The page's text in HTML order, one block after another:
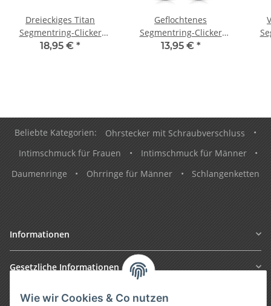
Wie wir Cookies & Co nutzen
Dreieckiges Titan
Segmentring-Clicker
Piercing
18,95 € *
Geflochtenes
Segmentring-Clicker
Piercing
13,95 € *
Beliebte Kategorien: Ohrstecker mit Schraubverschluss
•
Intimschmuck für Frauen
• Intimschmuck für Männer
•
Daumenringe
• Ohrringe für Männer • Schlangenketten
Informationen
Gesetzliche Informationen